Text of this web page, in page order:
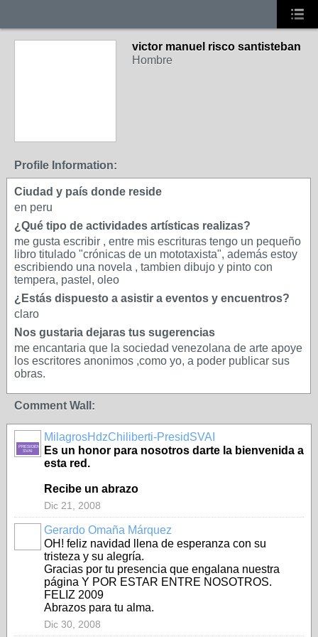
victor manuel risco santisteban
Hombre
Profile Information:
Ciudad y país donde reside
en peru
¿Qué tipo de actividades artísticas realizas?
me gusta escribir , entre mis escrituras tengo un pequeño
libro titulado "crónicas de un mototaxista", además estoy
escribiendo una novela , tambien dibujo y pinto con
tempera, pastel, oleo
¿Estás dispuesto a asistir a eventos y encuentros?
claro
Nos gustaria dejaras tus sugerencias
me encantaria que la sociedad venezolana de arte apoye
los escritores anonimos ,como yo, a poder publicar sus
obras.
Comment Wall:
PRESIDENTE-
SVAI
MilagrosHdzChiliberti-PresidSVAI
Es un honor para nosotros darte la bienvenida a
esta red.
Recibe un abrazo
Dic 21, 2008
Gerardo Omaña Márquez
OH! feliz navidad llena de esperanza con su
tristeza y su alegría.
Gracias por tu presencia que engalana nuestra
página Y POR ESTAR ENTRE NOSOTROS.
FELIZ 2009
Abrazos para tu alma.
Dic 30, 2008